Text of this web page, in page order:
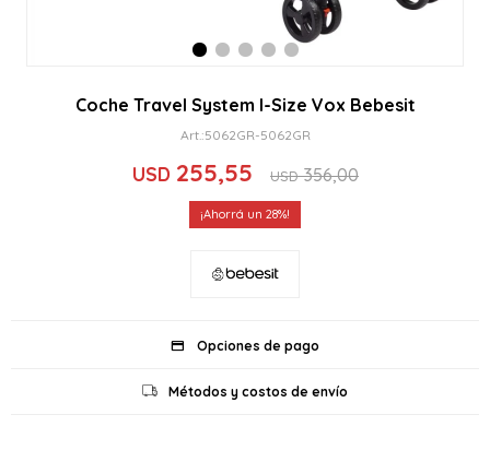
Coche Travel System I-Size Vox Bebesit
5062GR-5062GR
USD 255,55 USD 356,00
28
Opciones de pago
Métodos y costos de envío